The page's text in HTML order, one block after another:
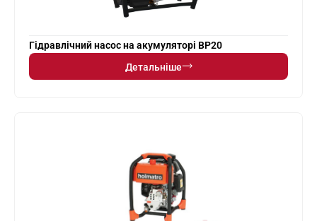
Гідравлічний насос на акумуляторі BP20
Детальніше